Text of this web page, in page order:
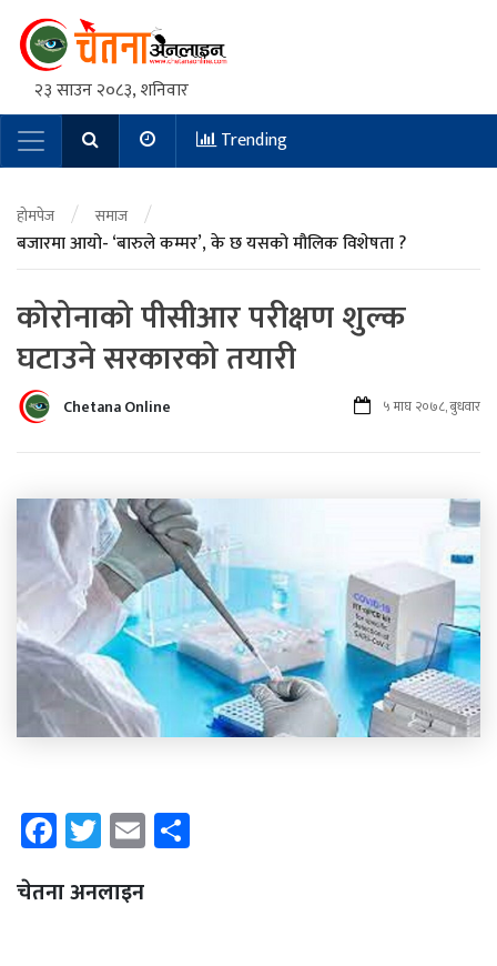
२३ साउन २०८३, शनिवार
Main NavigationTrending
होमपेज / समाज /
बजारमा आयो- ‘बारुले कम्मर’, के छ यसको मौलिक विशेषता ?
कोरोनाको पीसीआर परीक्षण शुल्क
घटाउने सरकारको तयारी
Chetana Online ५ माघ २०७८, बुधवार
Facebook
Twitter
Email
चेतना अनलाइन